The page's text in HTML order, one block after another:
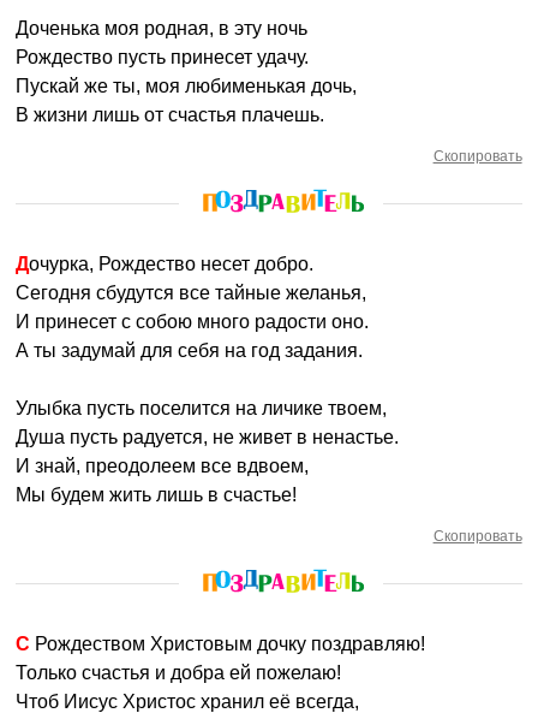
Доченька моя родная, в эту ночь
Рождество пусть принесет удачу.
Пускай же ты, моя любименькая дочь,
В жизни лишь от счастья плачешь.
Скопировать
Дочурка, Рождество несет добро.
Сегодня сбудутся все тайные желанья,
И принесет с собою много радости оно.
А ты задумай для себя на год задания.
Улыбка пусть поселится на личике твоем,
Душа пусть радуется, не живет в ненастье.
И знай, преодолеем все вдвоем,
Мы будем жить лишь в счастье!
Скопировать
С Рождеством Христовым дочку поздравляю!
Только счастья и добра ей пожелаю!
Чтоб Иисус Христос хранил её всегда,